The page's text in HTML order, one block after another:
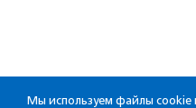
Мы используем файлы cookie